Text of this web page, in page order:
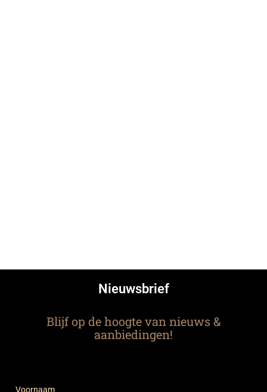
Nieuwsbrief
Blijf op de hoogte van nieuws &
aanbiedingen!
Voornaam